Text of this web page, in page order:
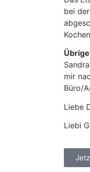
bei
mir
Büro/
Liebe
Liebi